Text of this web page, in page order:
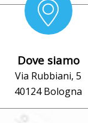
Dove siamo
Via Rubbiani, 5
40124 Bologna